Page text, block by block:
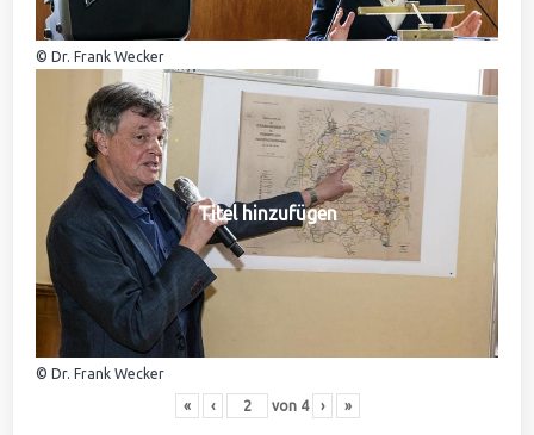
© Dr. Frank Wecker
Titel hinzufügen
© Dr. Frank Wecker
« ‹ von 4 › »